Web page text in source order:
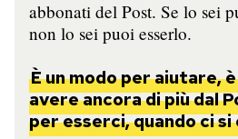
abbonati del Post. Se lo sei
non lo sei puoi esserlo.
È un modo per aiutare,
avere ancora di più dal
per esserci, quando ci